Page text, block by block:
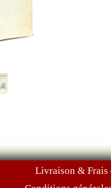
Livraison & Frais